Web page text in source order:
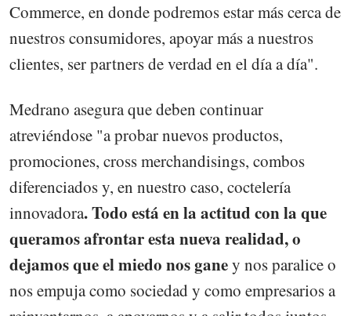
Commerce, en donde podremos estar más cerca de
nuestros consumidores, apoyar más a nuestros
clientes, ser partners de verdad en el día a día".
Medrano asegura que deben continuar
atreviéndose "a probar nuevos productos,
promociones, cross merchandisings, combos
diferenciados y, en nuestro caso, coctelería
innovadora. Todo está en la actitud con la que
queramos afrontar esta nueva realidad, o
dejamos que el miedo nos ganey nos paralice o
nos empuja como sociedad y como empresarios a